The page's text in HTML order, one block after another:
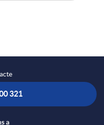
321
a